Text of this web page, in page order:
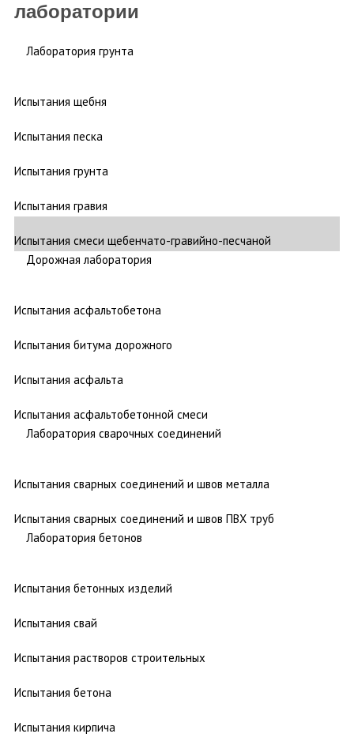
лаборатории
Лаборатория грунта
Испытания щебня
Испытания песка
Испытания грунта
Испытания гравия
Испытания смеси щебенчато-гравийно-песчаной
Дорожная лаборатория
Испытания асфальтобетона
Испытания битума дорожного
Испытания асфальта
Испытания асфальтобетонной смеси
Лаборатория сварочных соединений
Испытания сварных соединений и швов металла
Испытания сварных соединений и швов ПВХ труб
Лаборатория бетонов
Испытания бетонных изделий
Испытания свай
Испытания растворов строительных
Испытания бетона
Испытания кирпича